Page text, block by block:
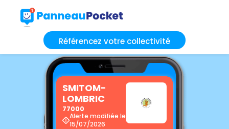
Référencez votre collectivité
SMITOM-
LOMBRIC
77000
Alerte modifiée le
15/07/2026